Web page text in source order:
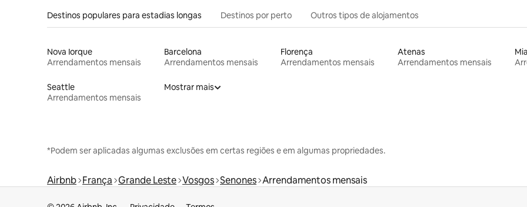
Destinos populares para estadias longas Destinos por perto Outros tipos de alojamentos
Nova Iorque
Arrendamentos mensais
Barcelona
Arrendamentos mensais
Florença
Arrendamentos mensais
Atenas
Arrendamentos mensais
Seattle
Arrendamentos mensais
Mostrar mais
*Podem ser aplicadas algumas exclusões em certas regiões e em algumas propriedades.
Airbnb França Grande Leste Vosgos Senones Arrendamentos mensais